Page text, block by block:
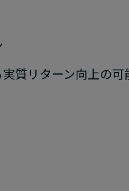
質リターン向上の​可